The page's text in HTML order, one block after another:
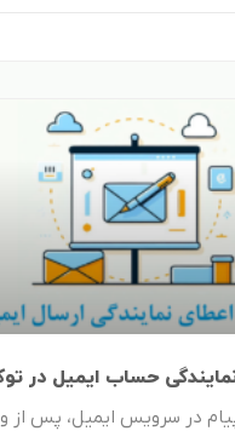
حساب ایمیل در
در سرویس ایمیل، پس از